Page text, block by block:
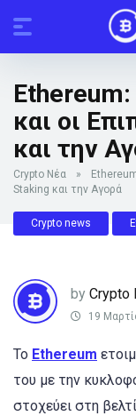
και οι
και την
Crypto Νέα »
Staking και την Αγορά
Crypto news
by Crypto
19
Το Ethereum
του με την
στοχεύει στη